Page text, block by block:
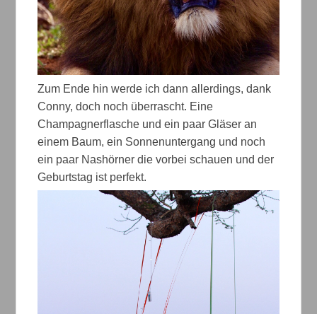
Zum Ende hin werde ich dann allerdings, dank
Conny, doch noch überrascht. Eine
Champagnerflasche und ein paar Gläser an
einem Baum, ein Sonnenuntergang und noch
ein paar Nashörner die vorbei schauen und der
Geburtstag ist perfekt.